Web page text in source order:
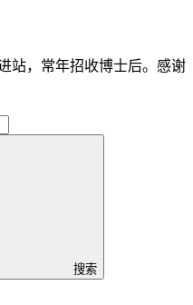
站，常年招收博士后。感谢
搜索